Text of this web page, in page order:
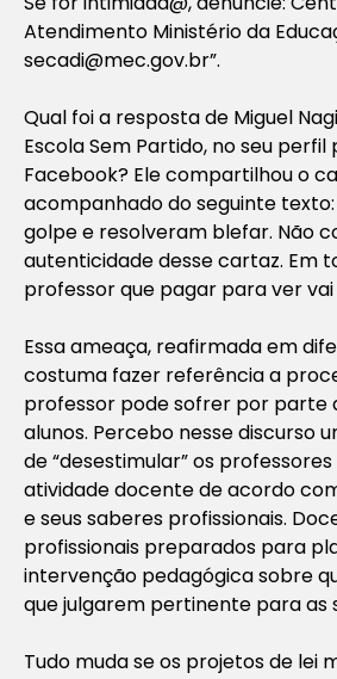
Atendimento Ministério da
secadi@mec.gov.br”.
Qual foi a resposta de Miguel
Escola Sem Partido, no seu perfil
Facebook? Ele compartilhou o
acompanhado do seguinte
golpe e resolveram blefar. Não
autenticidade desse cartaz. Em
professor que pagar para ver
Essa ameaça, reafirmada em
costuma fazer referência a
professor pode sofrer por parte
alunos. Percebo nesse discurso
de “desestimular” os
atividade docente de acordo
e seus saberes profissionais.
profissionais preparados para
intervenção pedagógica sobre
que julgarem pertinente para as
Tudo muda se os projetos de lei